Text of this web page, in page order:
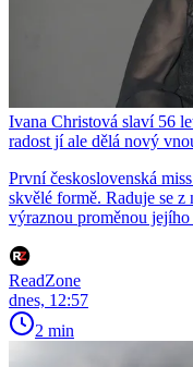
Ivana Christová slaví 56
radost jí ale dělá nový
První československá
skvělé formě. Raduje se
výraznou proměnou
ReadZone
dnes, 12:57
2 min